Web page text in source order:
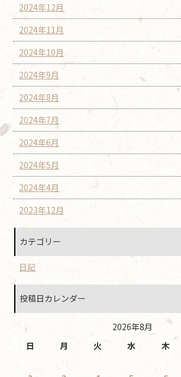
2024年12月
2024年11月
2024年10月
2024年9月
2024年8月
2024年7月
2024年6月
2024年5月
2024年4月
2023年12月
カテゴリー
日記
投稿日カレンダー
2026年8月
日
月 火 水 木